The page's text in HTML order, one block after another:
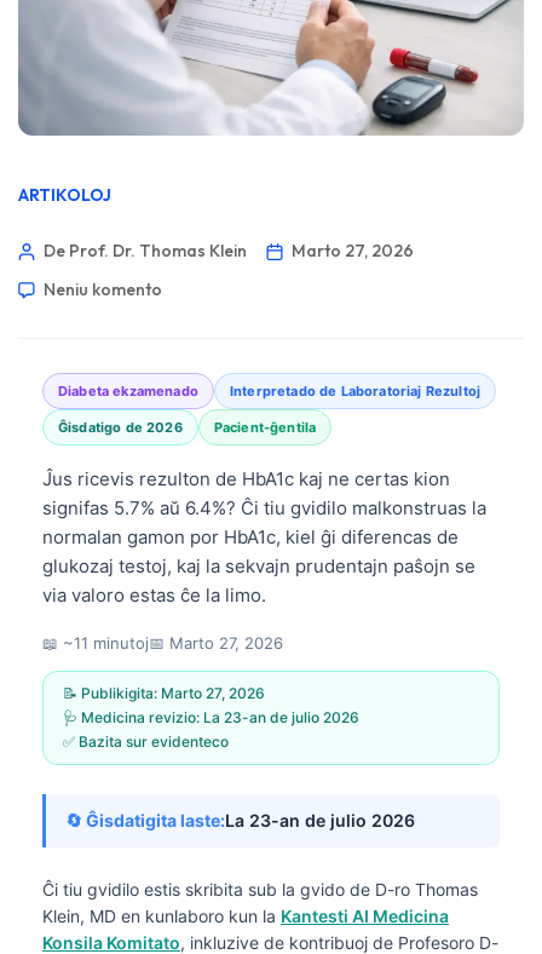
ARTIKOLOJ
De Prof. Dr. Thomas Klein
Marto 27, 2026
Neniu komento
Diabeta ekzamenado Interpretado de Laboratoriaj Rezultoj
Ĝisdatigo de 2026 Pacient-ĝentila
Ĵus ricevis rezulton de HbA1c kaj ne certas kion
signifas 5.7% aŭ 6.4%? Ĉi tiu gvidilo malkonstruas la
normalan gamon por HbA1c, kiel ĝi diferencas de
glukozaj testoj, kaj la sekvajn prudentajn paŝojn se
via valoro estas ĉe la limo.
📖 ~11 minutoj📅 Marto 27, 2026
📝 Publikigita: Marto 27, 2026
🩺 Medicina revizio: La 23-an de julio 2026
✅ Bazita sur evidenteco
🔄 Ĝisdatigita laste:La 23-an de julio 2026
Ĉi tiu gvidilo estis skribita sub la gvido de D-ro Thomas
Klein, MD en kunlaboro kun la Kantesti AI Medicina
Konsila Komitato, inkluzive de kontribuoj de Profesoro D-